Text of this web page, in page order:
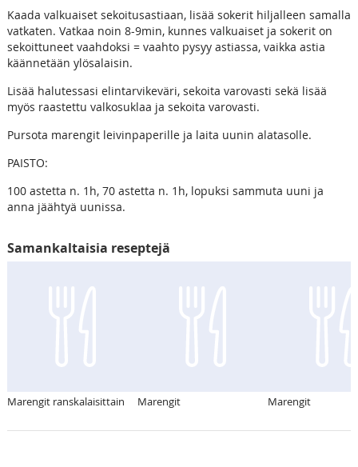
Kaada valkuaiset sekoitusastiaan, lisää sokerit hiljalleen samalla
vatkaten. Vatkaa noin 8-9min, kunnes valkuaiset ja sokerit on
sekoittuneet vaahdoksi = vaahto pysyy astiassa, vaikka astia
käännetään ylösalaisin.
Lisää halutessasi elintarvikeväri, sekoita varovasti sekä lisää
myös raastettu valkosuklaa ja sekoita varovasti.
Pursota marengit leivinpaperille ja laita uunin alatasolle.
PAISTO:
100 astetta n. 1h, 70 astetta n. 1h, lopuksi sammuta uuni ja
anna jäähtyä uunissa.
Samankaltaisia reseptejä
Marengit ranskalaisittain Marengit Marengit